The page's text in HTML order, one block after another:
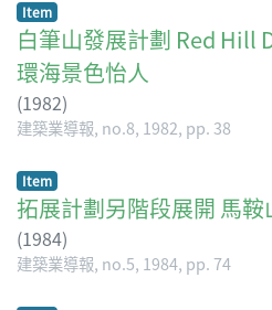
Item
白筆山發展計劃 Red Hill
環海景色怡人
(1982)
建築業導報, no.8, 1982, pp. 38
Item
拓展計劃另階段展開 馬
(1984)
建築業導報, no.5, 1984, pp. 74